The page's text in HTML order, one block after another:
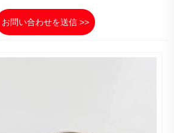
お問い合わせを送信 >>